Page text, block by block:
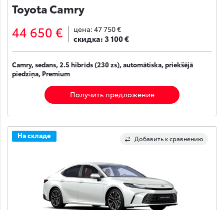
Toyota Camry
44 650 € цена: 47 750 €
скидка:3 100 €
Camry, sedans, 2.5 hibrīds (230 zs), automātiska, priekšējā
piedziņa, Premium
Получить предложение
Добавить к сравнению
На складе